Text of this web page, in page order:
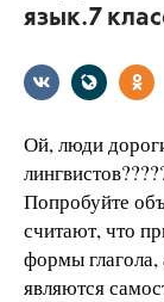
язык.7
Ой, люди
Попробуйте
считают, что
формы глагола,
являются